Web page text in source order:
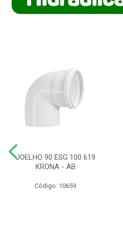
JOELHO 90 ESG 100 619
KRONA - AB
Código: 10659